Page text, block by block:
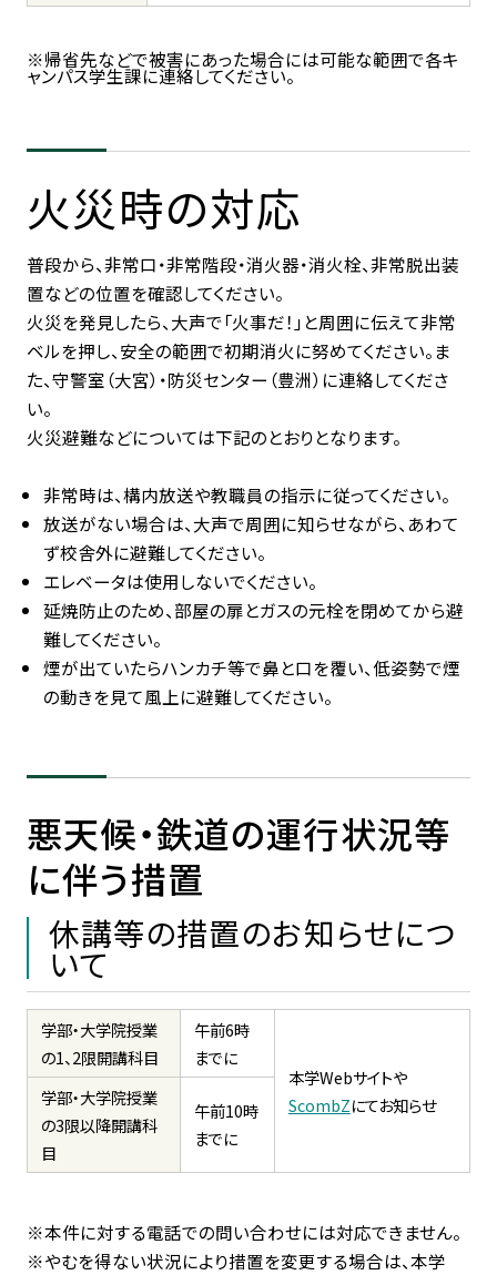
※帰省先などで被害にあった場合には可能な範囲で各キ
ャンパス学生課に連絡してください。
火災時の対応
普段から、非常口・非常階段・消火器・消火栓、非常脱出装
置などの位置を確認してください。
火災を発見したら、大声で「火事だ！」と周囲に伝えて非常
ベルを押し、安全の範囲で初期消火に努めてください。ま
た、守警室（大宮）・防災センター（豊洲）に連絡してくださ
い。
火災避難などについては下記のとおりとなります。
非常時は、構内放送や教職員の指示に従ってください。
放送がない場合は、大声で周囲に知らせながら、あわて
ず校舎外に避難してください。
エレベータは使用しないでください。
延焼防止のため、部屋の扉とガスの元栓を閉めてから避
難してください。
煙が出ていたらハンカチ等で鼻と口を覆い、低姿勢で煙
の動きを見て風上に避難してください。
悪天候・鉄道の運行状況等
に伴う措置
休講等の措置のお知らせにつ
いて
学部・大学院授業
の1、2限開講科目
午前6時
までに
本学Webサイトや
ScombZにてお知らせ
学部・大学院授業
の3限以降開講科
目
午前10時
までに
※本件に対する電話での問い合わせには対応できません。
※やむを得ない状況により措置を変更する場合は、本学